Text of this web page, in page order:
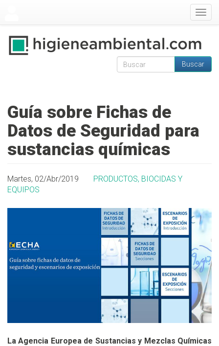
Formulario de
Buscar
Guía sobre Fichas de
Datos de Seguridad para
sustancias químicas
Martes, 02/Abr/2019
PRODUCTOS, BIOCIDAS Y
EQUIPOS
La Agencia Europea de Sustancias y Mezclas Químicas